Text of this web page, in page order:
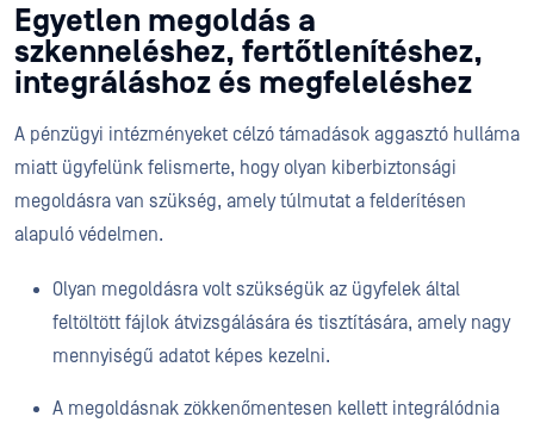
Egyetlen megoldás a
szkenneléshez, fertőtlenítéshez,
integráláshoz és megfeleléshez
A pénzügyi intézményeket célzó támadások aggasztó hulláma
miatt ügyfelünk felismerte, hogy olyan kiberbiztonsági
megoldásra van szükség, amely túlmutat a felderítésen
alapuló védelmen.
Olyan megoldásra volt szükségük az ügyfelek által
feltöltött fájlok átvizsgálására és tisztítására, amely nagy
mennyiségű adatot képes kezelni.
A megoldásnak zökkenőmentesen kellett integrálódnia